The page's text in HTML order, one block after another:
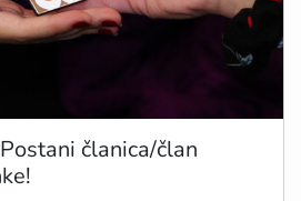
članica/član